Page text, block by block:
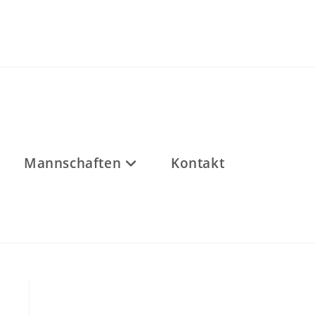
Mannschaften Kontakt